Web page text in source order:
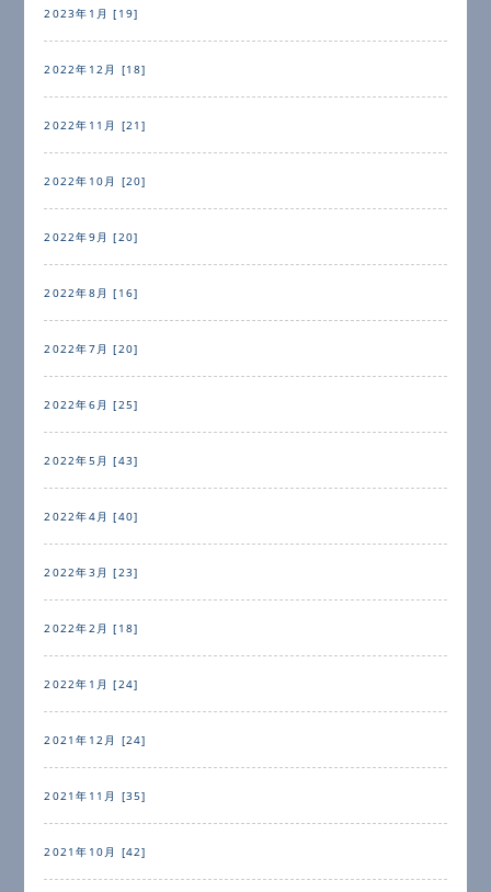
2023年1月 [19]
2022年12月 [18]
2022年11月 [21]
2022年10月 [20]
2022年9月 [20]
2022年8月 [16]
2022年7月 [20]
2022年6月 [25]
2022年5月 [43]
2022年4月 [40]
2022年3月 [23]
2022年2月 [18]
2022年1月 [24]
2021年12月 [24]
2021年11月 [35]
2021年10月 [42]